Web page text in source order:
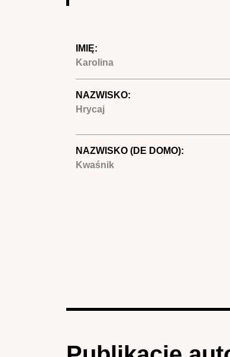
IMIĘ:
Karolina
NAZWISKO:
Hrycaj
NAZWISKO (DE DOMO):
Kwaśnik